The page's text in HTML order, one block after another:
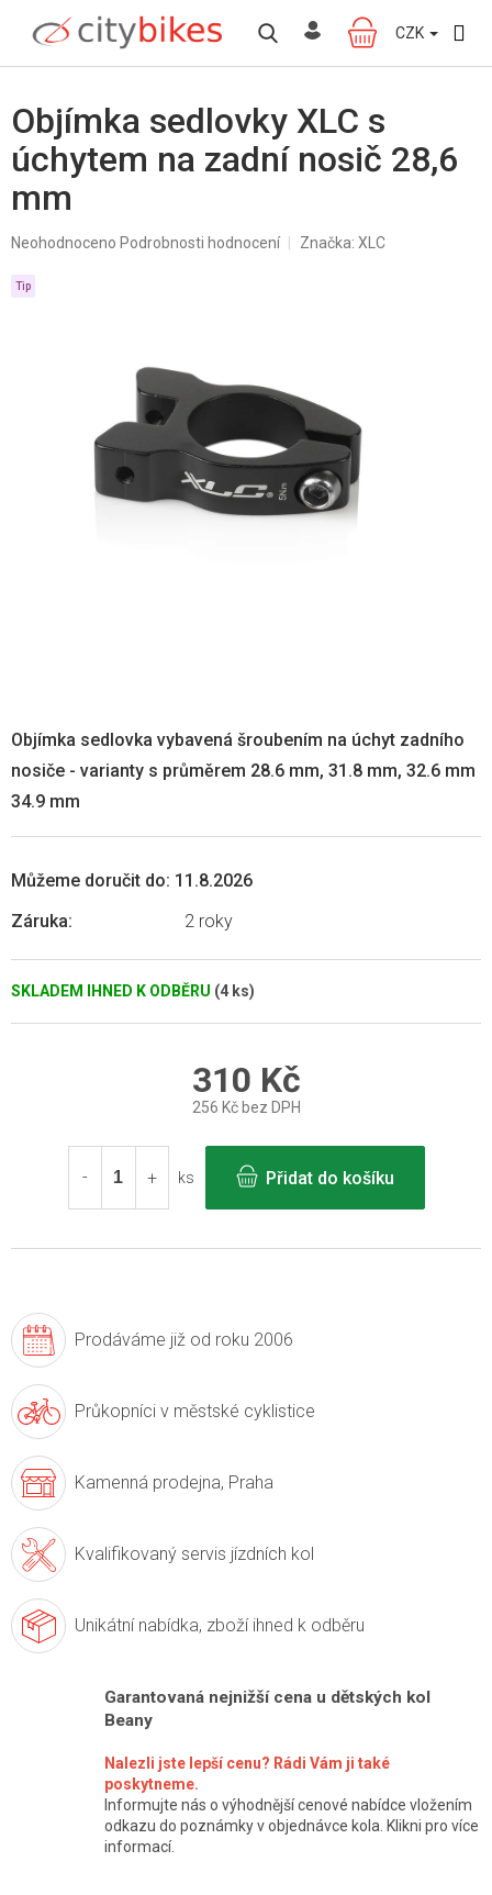
obsah
NÁKUPNÍ
KOŠÍK
CZK
Objímka sedlovky XLC s
úchytem na zadní nosič 28,6
mm
Průměrné
produktu
Neohodnoceno Podrobnosti hodnocení Značka: XLC
Tip
SKLADEM IHNED K ODBĚRU (4 ks)
Můžeme doručit do: 11.8.2026
Záruka: 2 roky
Objímka sedlovka vybavená šroubením na úchyt zadního
nosiče - varianty s průměrem 28.6 mm, 31.8 mm, 32.6 mm
34.9 mm
310 Kč
256 Kč bez DPH
cena:
ks
Přidat do košíku
Prodáváme již od roku 2006
Průkopníci v městské cyklistice
Kamenná prodejna, Praha
Kvalifikovaný servis jízdních kol
Unikátní nabídka, zboží ihned k odběru
Garantovaná nejnižší cena u dětských kol
Beany
Nalezli jste lepší cenu? Rádi Vám ji také
poskytneme.
Informujte nás o výhodnější cenové nabídce vložením
odkazu do poznámky v objednávce kola. Klikni pro více
informací.